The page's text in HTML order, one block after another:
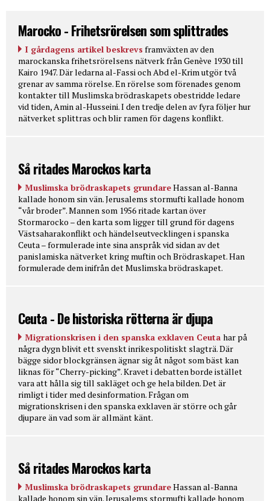
Marocko - Frihetsrörelsen som splittrades
I gårdagens artikel beskrevs framväxten av den
marockanska frihetsrörelsens nätverk från Genève 1930 till
Kairo 1947. Där ledarna al-Fassi och Abd el-Krim utgör två
grenar av samma rörelse. En rörelse som förenades genom
kontakter till Muslimska brödraskapets obestridde ledare
vid tiden, Amin al-Husseini. I den tredje delen av fyra följer hur
nätverket splittras och blir ramen för dagens konflikt.
Så ritades Marockos karta
Muslimska brödraskapets grundareHassan al-Banna
kallade honom sin vän. Jerusalems stormufti kallade honom
“vår broder”. Mannen som 1956 ritade kartan över
Stormarocko – den karta som ligger till grund för dagens
Västsaharakonflikt och händelseutvecklingen i spanska
Ceuta – formulerade inte sina anspråk vid sidan av det
panislamiska nätverket kring muftin och Brödraskapet. Han
formulerade dem inifrån det Muslimska brödraskapet.
Ceuta - De historiska rötterna är djupa
Migrationskrisen i den spanska exklaven Ceuta har på
några dygn blivit ett svenskt inrikespolitiskt slagträ. Där
bägge sidor blockgränsen ägnar sig åt något som bäst kan
liknas för “Cherry-picking”. Kravet i debatten borde istället
vara att hålla sig till sakläget och ge hela bilden. Det är
rimligt i tider med desinformation. Frågan om
migrationskrisen i den spanska exklaven är större och går
djupare än vad som är allmänt känt.
Så ritades Marockos karta
Muslimska brödraskapets grundareHassan al-Banna
kallade honom sin vän. Jerusalems stormufti kallade honom